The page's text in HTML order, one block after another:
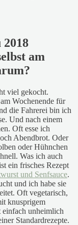
2018
am
viel gekocht.
Wochenende für
die Fahrerei bin ich
Und nach einem
Oft esse ich
Abendbrot. Oder
oder Hühnchen
Was ich auch
ein frisches Rezept
und Senfsauce.
und ich habe sie
Oft vegetarisch,
knusprigem
einfach unheimlich
Standardrezepte.